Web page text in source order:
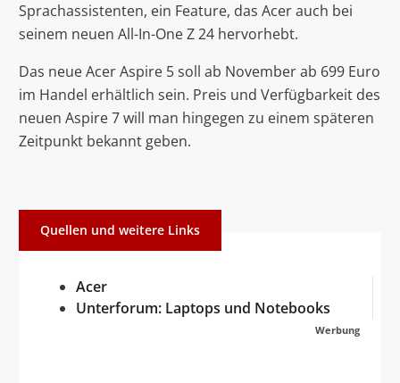
Sprachassistenten, ein Feature, das Acer auch bei
seinem neuen All-In-One Z 24 hervorhebt.
Das neue Acer Aspire 5 soll ab November ab 699 Euro
im Handel erhältlich sein. Preis und Verfügbarkeit des
neuen Aspire 7 will man hingegen zu einem späteren
Zeitpunkt bekannt geben.
Quellen und weitere Links
Acer
Unterforum: Laptops und Notebooks
Werbung